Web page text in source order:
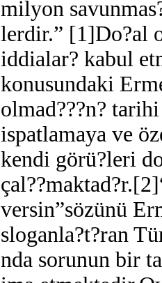
milyon
lerdir.” [1]Do?al
iddialar? kabul
konusundaki
olmad???n?
ispatlamaya ve
kendi görü?leri
versin”sözünü
sloganla?t?ran
nda sorunun bir